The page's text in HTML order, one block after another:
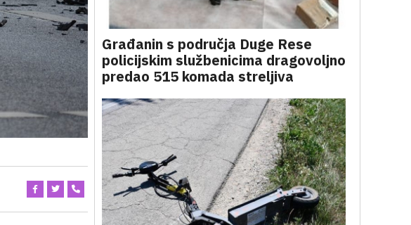
Građanin s područja Duge Rese
policijskim službenicima dragovoljno
predao 515 komada streljiva